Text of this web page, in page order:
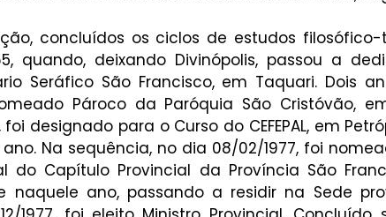
concluídos os ciclos de estudos filosófico-
quando, deixando Divinópolis, passou a
Seráfico São Francisco, em Taquari. Dois
Pároco da Paróquia São Cristóvão,
designado para o Curso do CEFEPAL, em
Na sequência, no dia 08/02/1977, foi
do Capítulo Provincial da Província São
naquele ano, passando a residir na Sede